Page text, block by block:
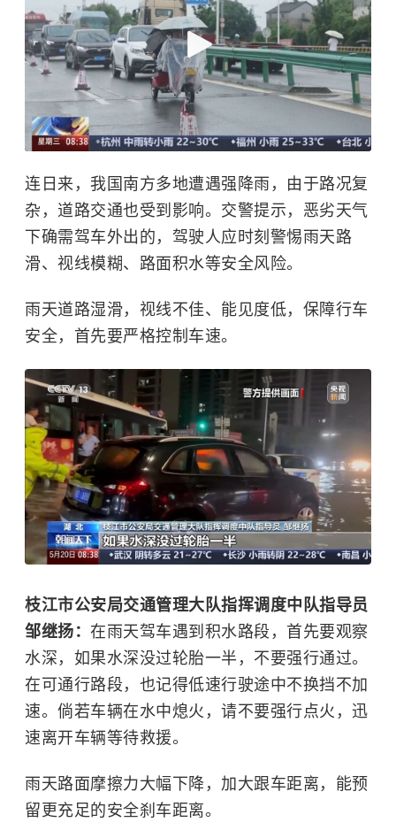
连日来，我国南方多地遭遇强降雨，由于路况复
杂，道路交通也受到影响。交警提示，恶劣天气
下确需驾车外出的，驾驶人应时刻警惕雨天路
滑、视线模糊、路面积水等安全风险。
雨天道路湿滑，视线不佳、能见度低，保障行车
安全，首先要严格控制车速。
枝江市公安局交通管理大队指挥调度中队指导员
邹继扬： 在雨天驾车遇到积水路段，首先要观察
水深，如果水深没过轮胎一半，不要强行通过。
在可通行路段，也记得低速行驶途中不换挡不加
速。倘若车辆在水中熄火，请不要强行点火，迅
速离开车辆等待救援。
雨天路面摩擦力大幅下降，加大跟车距离，能预
留更充足的安全刹车距离。